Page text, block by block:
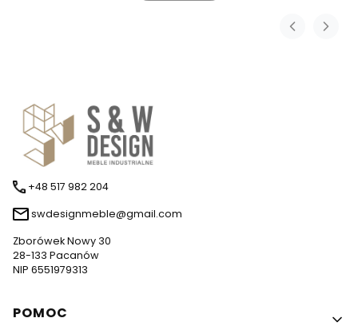
+48 517 982 204
swdesignmeble@gmail.com
Zborówek Nowy 30
28-133 Pacanów
NIP 6551979313
Linki w stopce
POMOC